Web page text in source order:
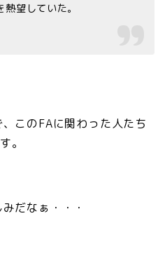
望していた。
このFAに関わった人たち
。
だなぁ・・・